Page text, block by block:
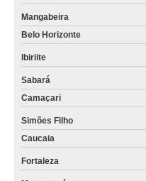
Mangabeira
Belo Horizonte
Ibiriite
Sabará
Camaçari
Simões Filho
Caucaia
Fortaleza